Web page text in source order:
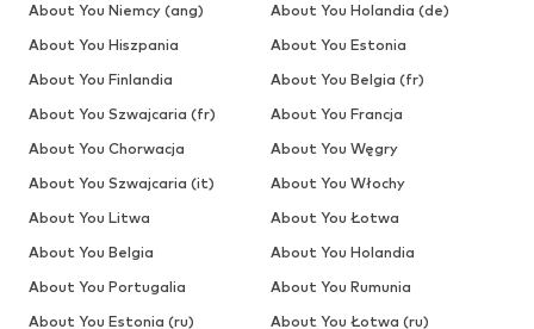
About You Niemcy (ang)
About You Holandia (de)
About You Hiszpania
About You Estonia
About You Finlandia
About You Belgia (fr)
About You Szwajcaria (fr)
About You Francja
About You Chorwacja
About You Węgry
About You Szwajcaria (it)
About You Włochy
About You Litwa
About You Łotwa
About You Belgia
About You Holandia
About You Portugalia
About You Rumunia
About You Estonia (ru)
About You Łotwa (ru)